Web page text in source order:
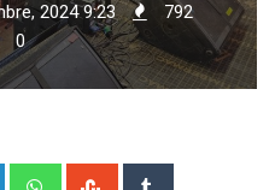
2024 9:23
792
0
LinkedIn WhatsappStumbleUpon